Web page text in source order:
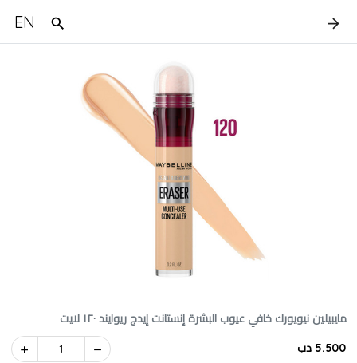
EN
مايبيلين نيويورك خافي عيوب البشرة إنستانت إيدج ريوايند ١٢٠ لايت
5.500 دب 1